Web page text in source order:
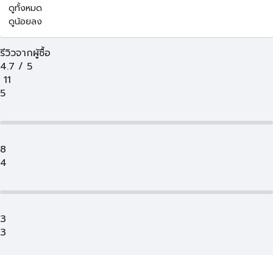
ดูทั้งหมด
ดูน้อยลง
รีวิวจากผู้ซื้อ
4.7 / 5
11
5
8
4
3
3